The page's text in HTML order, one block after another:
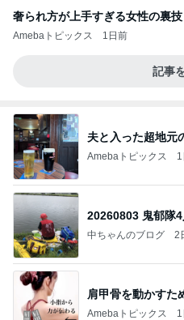
奢られ方が上手すぎる女性の裏技
Amebaトピックス 1日前
記事
夫と入った超地元
Amebaトピックス
中ちゃんのブログ 2
肩甲骨を動かすた
Amebaトピックス